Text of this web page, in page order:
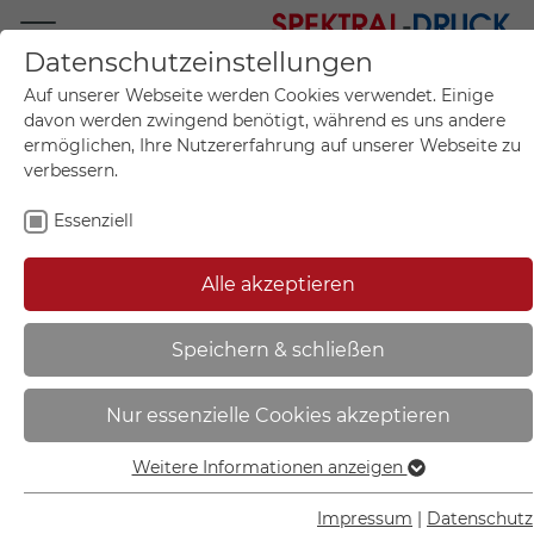
Mo.-Fr. 09:00-17:00
+49 (0)711 55 75 25
Mein Konto
Mein Warenkorb
Sie sind hier: Start
Brandschutzschild -
langnachleuchtend | Feuerlöscher
- 15.A5020
Datenschutzeinstellungen
Auf unserer Webseite werden Cookies verwendet. Einige
davon werden zwingend benötigt, während es uns andere
ermöglichen, Ihre Nutzererfahrung auf unserer Webseite zu
verbessern.
Essenziell
Alle akzeptieren
Speichern & schließen
Nur essenzielle Cookies akzeptieren
Essenziell
Essenzielle Cookies werden für grundlegende Funktionen
Weitere Informationen anzeigen
Impressum Datenschutz